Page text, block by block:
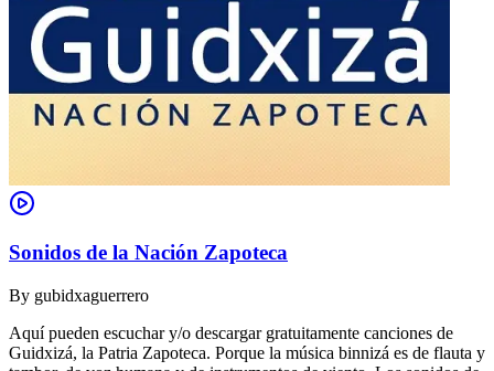
Sonidos de la Nación Zapoteca
By gubidxaguerrero
Aquí pueden escuchar y/o descargar gratuitamente canciones de
Guidxizá, la Patria Zapoteca. Porque la música binnizá es de flauta y